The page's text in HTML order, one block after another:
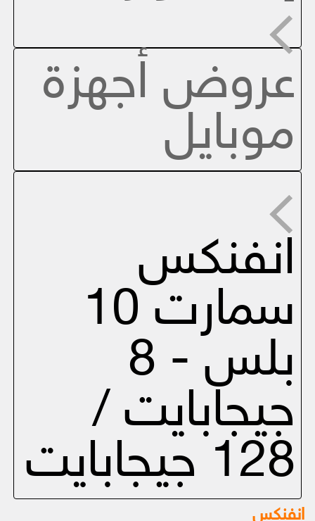
عروض أجهزة
موبايل
انفنكس
سمارت 10
بلس - 8
جيجابايت /
128 جيجابايت
انفنكس